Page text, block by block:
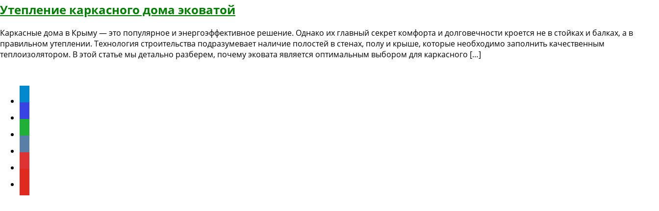
Утепление каркасного дома эковатой
Каркасные дома в Крыму — это популярное и энергоэффективное решение. Однако их главный секрет комфорта и долговечности кроется не в стойках и балках, а в
правильном утеплении. Технология строительства подразумевает наличие полостей в стенах, полу и крыше, которые необходимо заполнить качественным
теплоизолятором. В этой статье мы детально разберем, почему эковата является оптимальным выбором для каркасного […]